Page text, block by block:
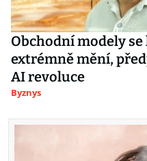
Obchodní modely
extrémně mění,
AI revoluce
Byznys